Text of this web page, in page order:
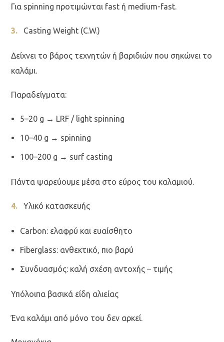
Για spinning προτιμώνται fast ή medium-fast.
Casting Weight (C.W.)
Δείχνει το βάρος τεχνητών ή βαριδιών που σηκώνει το
καλάμι.
Παραδείγματα:
5–20 g → LRF / light spinning
10–40 g → spinning
100–200 g → surf casting
Πάντα ψαρεύουμε μέσα στο εύρος του καλαμιού.
Υλικό κατασκευής
Carbon: ελαφρύ και ευαίσθητο
Fiberglass: ανθεκτικό, πιο βαρύ
Συνδυασμός: καλή σχέση αντοχής – τιμής
Υπόλοιπα βασικά είδη αλιείας
Ένα καλάμι από μόνο του δεν αρκεί.